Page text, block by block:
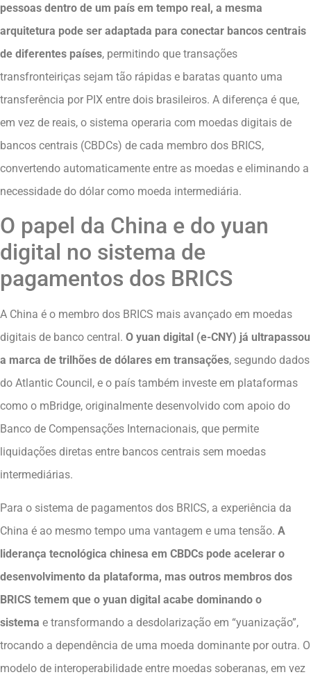
pessoas dentro de um país em tempo real, a mesma
arquitetura pode ser adaptada para conectar bancos centrais
de diferentes países, permitindo que transações
transfronteiriças sejam tão rápidas e baratas quanto uma
transferência por PIX entre dois brasileiros. A diferença é que,
em vez de reais, o sistema operaria com moedas digitais de
bancos centrais (CBDCs) de cada membro dos BRICS,
convertendo automaticamente entre as moedas e eliminando a
necessidade do dólar como moeda intermediária.
O papel da China e do yuan
digital no sistema de
pagamentos dos BRICS
A China é o membro dos BRICS mais avançado em moedas
digitais de banco central. O yuan digital (e-CNY) já ultrapassou
a marca de trilhões de dólares em transações, segundo dados
do Atlantic Council, e o país também investe em plataformas
como o mBridge, originalmente desenvolvido com apoio do
Banco de Compensações Internacionais, que permite
liquidações diretas entre bancos centrais sem moedas
intermediárias.
Para o sistema de pagamentos dos BRICS, a experiência da
China é ao mesmo tempo uma vantagem e uma tensão. A
liderança tecnológica chinesa em CBDCs pode acelerar o
desenvolvimento da plataforma, mas outros membros dos
BRICS temem que o yuan digital acabe dominando o
sistema e transformando a desdolarização em “yuanização”,
trocando a dependência de uma moeda dominante por outra. O
modelo de interoperabilidade entre moedas soberanas, em vez